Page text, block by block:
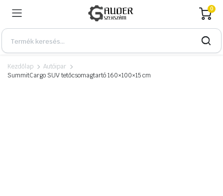
0
Kezdőlap
Autóipar
SummitCargo SUV tetőcsomagtartó 160×100×15 cm